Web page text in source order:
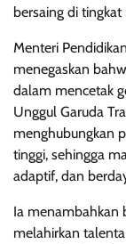
bersaing di
Menteri
menegaskan
dalam mencetak
Unggul Garuda
menghubungkan
tinggi, sehingga
adaptif, dan
Ia menambahkan
melahirkan